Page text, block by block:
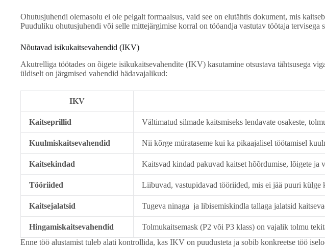
Ohutusjuhendi olemasolu ei ole pelgalt formaalsus, vaid see on elutähtis dokument, mis
Puuduliku ohutusjuhendi või selle mittejärgimise korral on tööandja vastutav töötaja tervisega
Nõutavad isikukaitsevahendid (IKV)
Akutrelliga töötades on õigete isikukaitsevahendite (IKV) kasutamine otsustava tähtsusega
üldiselt on järgmised vahendid hädavajalikud:
IKV
Kaitseprillid Vältimatud silmade kaitsmiseks lendavate osakeste,
Kuulmiskaitsevahendid Nii kõrge mürataseme kui ka pikaajalisel töötamisel
Kaitsekindad Kaitsvad kindad pakuvad kaitset hõõrdumise, lõigete
Tööriided Liibuvad, vastupidavad tööriided, mis ei jää puuri
Kaitsejalatsid Tugeva ninaga ja libisemiskindla tallaga jalatsid
Hingamiskaitsevahendid
Tolmukaitsemask (P2 või P3 klass) on vajalik tolmu
Enne töö alustamist tuleb alati kontrollida, kas IKV on puudusteta ja sobib konkreetse töö